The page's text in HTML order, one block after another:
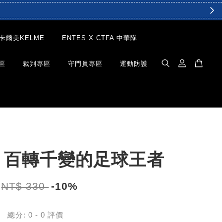
爾美KELME ENTES X CTFA 中華隊
裁判專區 守門員專區 運動防護
轉千變的足球王者
NT$ 330 -10%
總分:0 -0 評價